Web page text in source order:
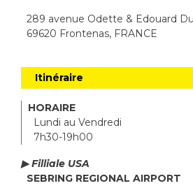
289 avenue Odette & Edouard
69620 Frontenas, FRANCE
Itinéraire
HORAIRE
Lundi au Vendredi
7h30-19h00
▶ Filliale USA
SEBRING REGIONAL AIRPORT